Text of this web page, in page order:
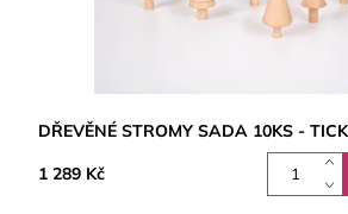
DŘEVĚNÉ STROMY SADA 10KS -
1 289 Kč